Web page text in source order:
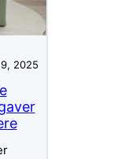
2025